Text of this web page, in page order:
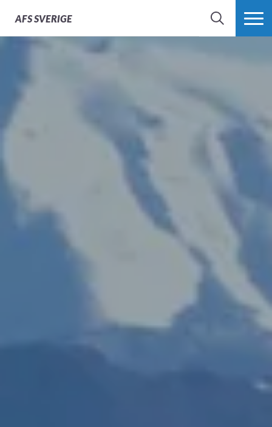
AFSSVERIGE
SÖK MER